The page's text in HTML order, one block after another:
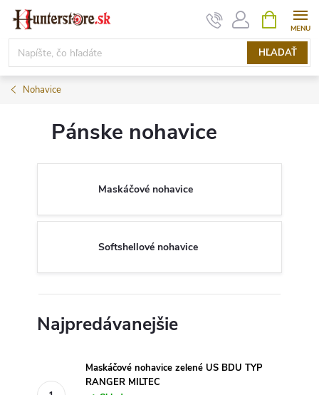
Prejsť
obsah
HĽADAŤ
KOŠÍK
Nohavice
Pánske nohavice
Maskáčové nohavice
Softshellové nohavice
Najpredávanejšie
Maskáčové nohavice zelené US BDU TYP
RANGER MILTEC